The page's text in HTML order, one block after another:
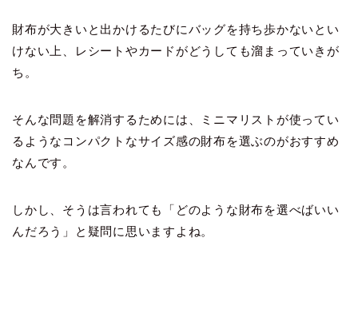
財布が大きいと出かけるたびにバッグを持ち歩かないとい
けない上、レシートやカードがどうしても溜まっていきが
ち。
そんな問題を解消するためには、ミニマリストが使ってい
るようなコンパクトなサイズ感の財布を選ぶのがおすすめ
なんです。
しかし、そうは言われても「どのような財布を選べばいい
んだろう」と疑問に思いますよね。